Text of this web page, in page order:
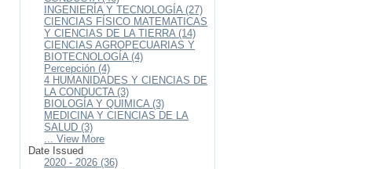
INGENIERÍA Y TECNOLOGÍA (27)
CIENCIAS FÍSICO MATEMATICAS
Y CIENCIAS DE LA TIERRA (14)
CIENCIAS AGROPECUARIAS Y
BIOTECNOLOGÍA (4)
Percepción (4)
4 HUMANIDADES Y CIENCIAS DE
LA CONDUCTA (3)
BIOLOGÍA Y QUIMICA (3)
MEDICINA Y CIENCIAS DE LA
SALUD (3)
... View More
Date Issued
2020 - 2026 (36)